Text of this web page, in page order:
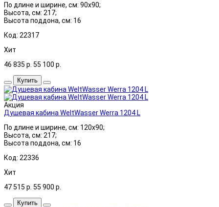
По длине и ширине, см: 90x90;
Высота, см: 217;
Высота поддона, см: 16
Код: 22317
Хит
46 835 р. 55 100 р.
Купить
Акция
Душевая кабина WeltWasser Werra 1204 L
По длине и ширине, см: 120x90;
Высота, см: 217;
Высота поддона, см: 16
Код: 22336
Хит
47 515 р. 55 900 р.
Купить